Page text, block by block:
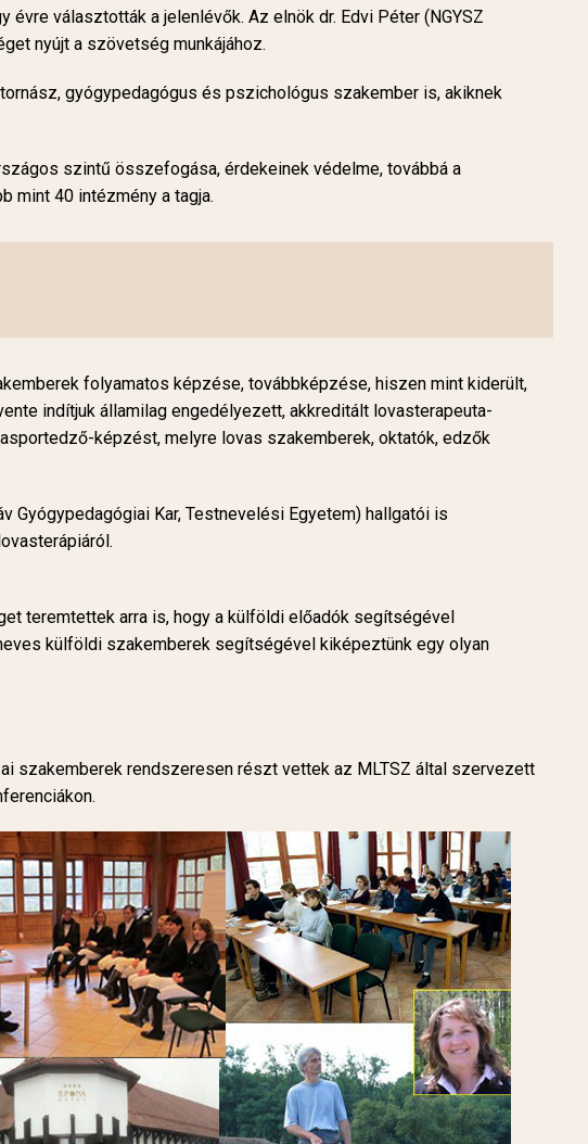
választották a jelenlévők. Az elnök dr. Edvi Péter (NGYSZ
nyújt a szövetség munkájához.
gyógypedagógus és pszichológus szakember is, akiknek
szintű összefogása, érdekeinek védelme, továbbá a
mint 40 intézmény a tagja.
folyamatos képzése, továbbképzése, hiszen mint kiderült,
indítjuk államilag engedélyezett, akkreditált lovasterapeuta-
képzést, melyre lovas szakemberek, oktatók, edzők
Gyógypedagógiai Kar, Testnevelési Egyetem) hallgatói is
teremtettek arra is, hogy a külföldi előadók segítségével
külföldi szakemberek segítségével kiképeztünk egy olyan
szakemberek rendszeresen részt vettek az MLTSZ által szervezett